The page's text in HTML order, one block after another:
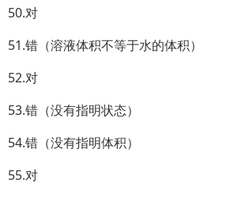
50.对
51.错（溶液体积不等于水的体积）
52.对
53.错（没有指明状态）
54.错（没有指明体积）
55.对